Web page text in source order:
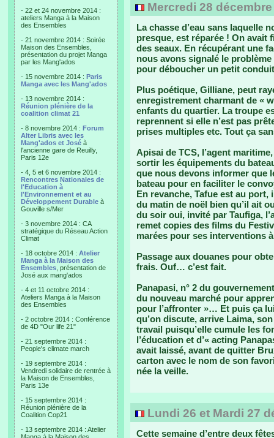
- 22 et 24 novembre 2014 :
ateliers Manga à la Maison
des Ensembles
- 21 novembre 2014 : Soirée
Maison des Ensembles,
présentation du projet Manga
par les Mang'ados
- 15 novembre 2014 : Paris
Manga avec les Mang'ados
- 13 novembre 2014 :
Réunion plénière de la
coalition climat 21
- 8 novembre 2014 : Forum
Alter Libris avec les
Mang'ados et José à
l'ancienne gare de Reuilly,
Paris 12e
- 4, 5 et 6 novembre 2014 :
Rencontres Nationales de
l'Education à
l'Environnement et au
Développement Durable à
Gouville s/Mer
- 3 novembre 2014 : CA
stratégique du Réseau Action
Climat
- 18 octobre 2014 : Atelier
Manga à la Maison des
Ensembles , présentation de
José aux mang'ados
- 4 et 11 octobre 2014 :
Ateliers Manga à la Maison
des Ensembles
- 2 octobre 2014 : Conférence
de 4D "Our life 21"
- 21 septembre 2014 :
People's climate march
- 19 septembre 2014 :
Vendredi solidaire de rentrée à
la Maison de Ensembles,
Paris 13e
- 15 septembre 2014 :
Réunion plénière de la
Coalition Cop21
- 13 septembre 2014 : Atelier
Mercredi 28 décembre
La chasse d’eau sans laquelle
presque, est réparée ! On avait
des seaux. En récupérant une
nous avons signalé le
pour déboucher un petit
Plus poétique, Gilliane, peut
enregistrement charmant de «
enfants du quartier. La troupe
reprennent si elle n’est pas
prises multiples etc. Tout ça
Apisai de TCS, l’agent
sortir les équipements du
que nous devons informer que
bateau pour en faciliter le
En revanche, Tafue est au
du matin de noël bien qu’il ait
du soir oui, invité par Taufiga,
remet copies des films du
marées pour ses interventions à
Passage aux douanes pour
frais. Ouf… c’est fait.
Panapasi, n° 2 du
du nouveau marché pour
pour l’affronter »… Et puis ça
qu’on discute, arrive Laima,
travail puisqu’elle cumule les
l’éducation et d’« acting
avait laissé, avant de quitter
carton avec le nom de son
née la veille.
Lundi 26 et Mardi 27
Cette semaine d’entre deux